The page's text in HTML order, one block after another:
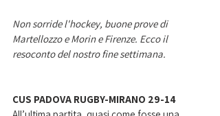
Non sorride l'hockey, buone prove di
Martellozzo e Morin e Firenze. Ecco il
resoconto del nostro fine settimana.
CUS PADOVA RUGBY-MIRANO 29-14